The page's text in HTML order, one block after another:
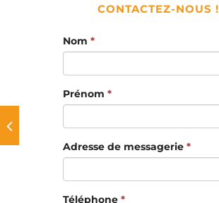
CONTACTEZ-NOUS !
Nom *
Prénom *
Adresse de messagerie *
Téléphone *